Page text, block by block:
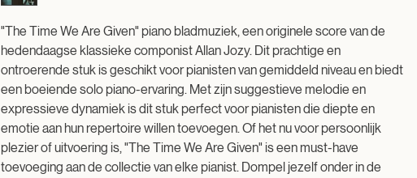
"The Time We Are Given" piano bladmuziek, een originele score van de
hedendaagse klassieke componist Allan Jozy. Dit prachtige en
ontroerende stuk is geschikt voor pianisten van gemiddeld niveau en biedt
een boeiende solo piano-ervaring. Met zijn suggestieve melodie en
expressieve dynamiek is dit stuk perfect voor pianisten die diepte en
emotie aan hun repertoire willen toevoegen. Of het nu voor persoonlijk
plezier of uitvoering is, "The Time We Are Given" is een must-have
toevoeging aan de collectie van elke pianist. Dompel jezelf onder in de